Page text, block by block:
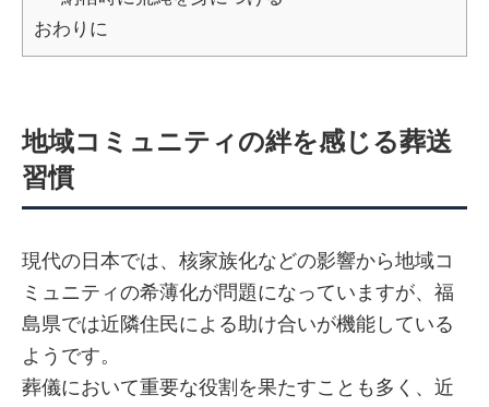
おわりに
地域コミュニティの絆を感じる葬送
習慣
現代の日本では、核家族化などの影響から地域コ
ミュニティの希薄化が問題になっていますが、福
島県では近隣住民による助け合いが機能している
ようです。
葬儀において重要な役割を果たすことも多く、近